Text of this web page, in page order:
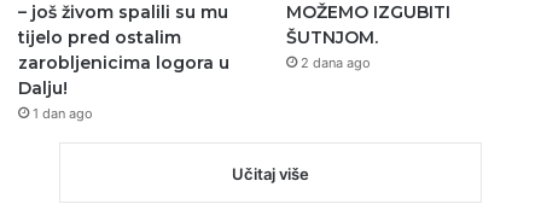
– još živom spalili su mu
tijelo pred ostalim
zarobljenicima logora u
Dalju!
1 dan ago
MOŽEMO IZGUBITI
ŠUTNJOM.
2 dana ago
Učitaj više